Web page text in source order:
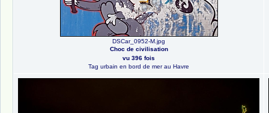
DSCar_0952-M.jpg
Choc de civilisation
vu 396 fois
Tag urbain en bord de mer au Havre